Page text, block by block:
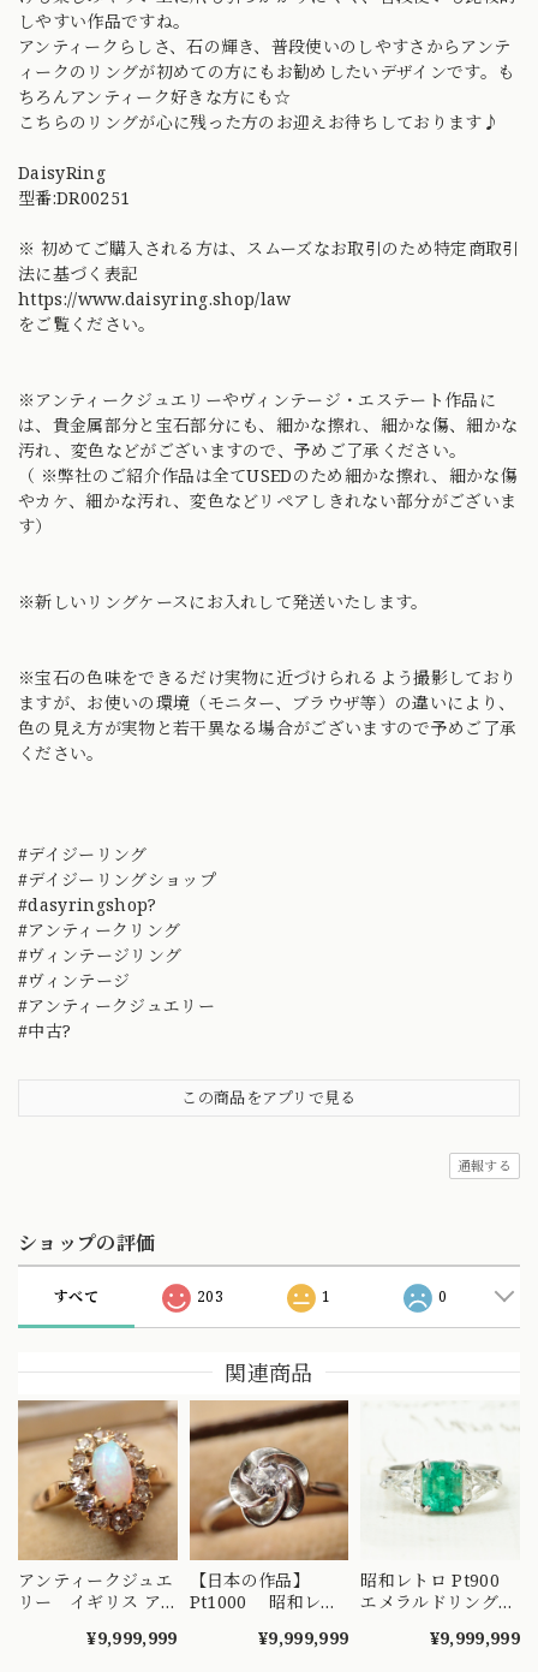
しやすい作品ですね。
アンティークらしさ、石の輝き、普段使いのしやすさからアンテ
ィークのリングが初めての方にもお勧めしたいデザインです。も
ちろんアンティーク好きな方にも☆
こちらのリングが心に残った方のお迎えお待ちしております♪
DaisyRing
型番:DR00251
※ 初めてご購入される方は、スムーズなお取引のため特定商取引
法に基づく表記
https://www.daisyring.shop/law
をご覧ください。
※アンティークジュエリーやヴィンテージ・エステート作品に
は、貴金属部分と宝石部分にも、細かな擦れ、細かな傷、細かな
汚れ、変色などがございますので、予めご了承ください。
（ ※弊社のご紹介作品は全てUSEDのため細かな擦れ、細かな傷
やカケ、細かな汚れ、変色などリペアしきれない部分がございま
す）
※新しいリングケースにお入れして発送いたします。
※宝石の色味をできるだけ実物に近づけられるよう撮影しており
ますが、お使いの環境（モニター、ブラウザ等）の違いにより、
色の見え方が実物と若干異なる場合がございますので予めご了承
ください。
#デイジーリング
#デイジーリングショップ
#dasyringshop?
#アンティークリング
#ヴィンテージリング
#ヴィンテージ
#アンティークジュエリー
#中古?
この商品をアプリで見る
通報する
ショップの評価
すべて 203 1 0
関連商品
アンティークジュエ
リー イギリス ア
エッジ技法 クラス
¥9,999,999
【日本の作品】
Pt1000 昭和レト
リング 捻り梅
¥9,999,999
昭和レトロ Pt900
エメラルドリング
トカット ダイヤモ
¥9,999,999